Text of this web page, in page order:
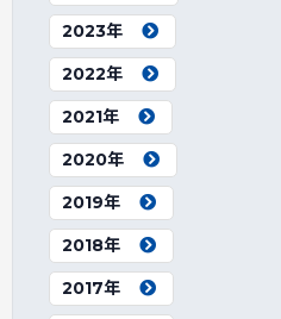
2023年
2022年
2021年
2020年
2019年
2018年
2017年